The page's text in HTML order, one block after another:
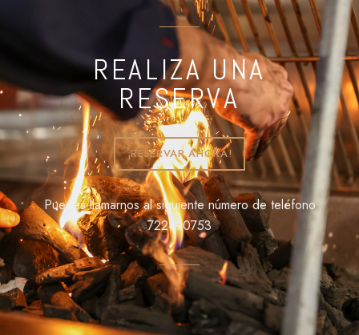
REALIZA UNA
RESERVA
¡RESERVAR AHORA!
Puedes llamarnos al siguiente número de teléfono
722490753